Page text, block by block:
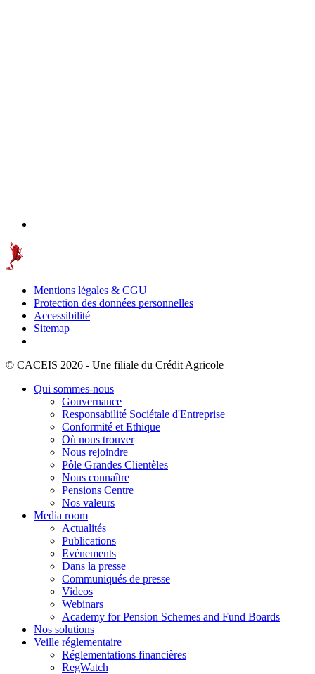
Mentions légales & CGU
Protection des données personnelles
Accessibilité
Sitemap
© CACEIS 2026 - Une filiale du Crédit Agricole
Qui sommes-nous
Gouvernance
Responsabilité Sociétale d'Entreprise
Conformité et Ethique
Où nous trouver
Nous rejoindre
Pôle Grandes Clientèles
Nous connaître
Pensions Centre
Nos valeurs
Media room
Actualités
Publications
Evénements
Dans la presse
Communiqués de presse
Videos
Webinars
Academy for Pension Schemes and Fund Boards
Nos solutions
Veille réglementaire
Réglementations financières
RegWatch